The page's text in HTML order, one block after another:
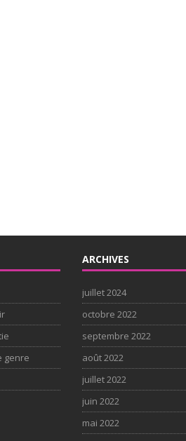
genre
ARCHIVES
juillet 2024
octobre 2022
septembre 2022
août 2022
juillet 2022
juin 2022
mai 2022